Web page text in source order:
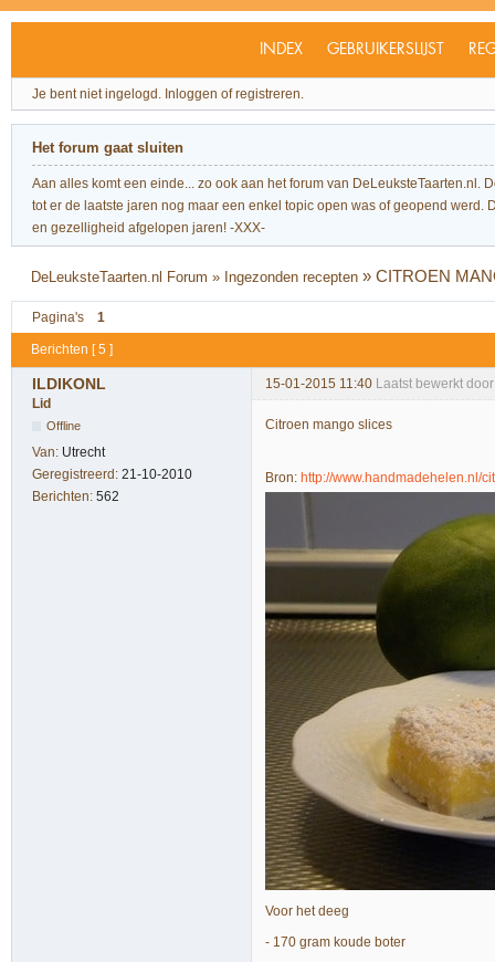
INDEX GEBRUIKERSLIJST
Je bent niet ingelogd. Inloggen of registreren.
Het forum gaat sluiten
Aan alles komt een einde... zo ook aan het forum van
tot er de laatste jaren nog maar een enkel topic open was of geopend
en gezelligheid afgelopen jaren! -XXX-
DeLeuksteTaarten.nl Forum » Ingezonden recepten »CITROEN
Pagina's 1
Berichten [ 5 ]
ILDIKONL 15-01-2015 11:40 Laatst bewerkt
Lid
Offline
Van: Utrecht
Geregistreerd: 21-10-2010
Berichten: 562
Citroen mango slices
Bron: http://www.handmadehelen.nl/
Voor het deeg
- 170 gram koude boter